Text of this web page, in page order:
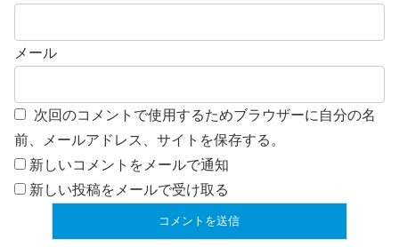
メール
次回のコメントで使用するためブラウザーに自分の名
前、メールアドレス、サイトを保存する。
新しいコメントをメールで通知
新しい投稿をメールで受け取る